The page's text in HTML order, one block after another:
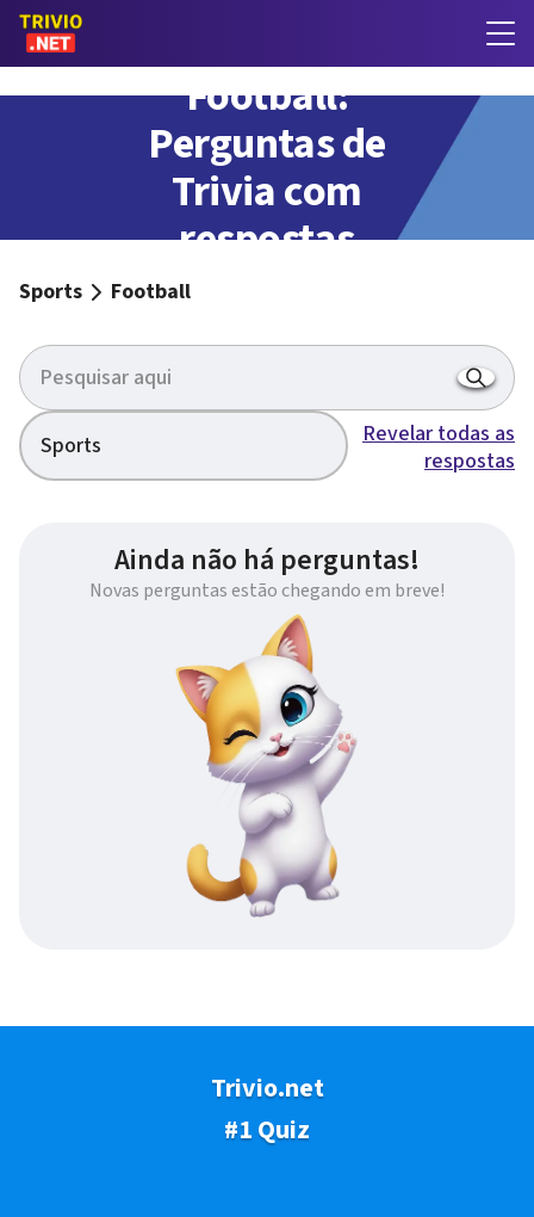
Football:
Perguntas de
Trivia com
respostas
Sports Football
Sports
Revelar todas as
respostas
Ainda não há perguntas!
Novas perguntas estão chegando em breve!
Trivio.net
#1 Quiz